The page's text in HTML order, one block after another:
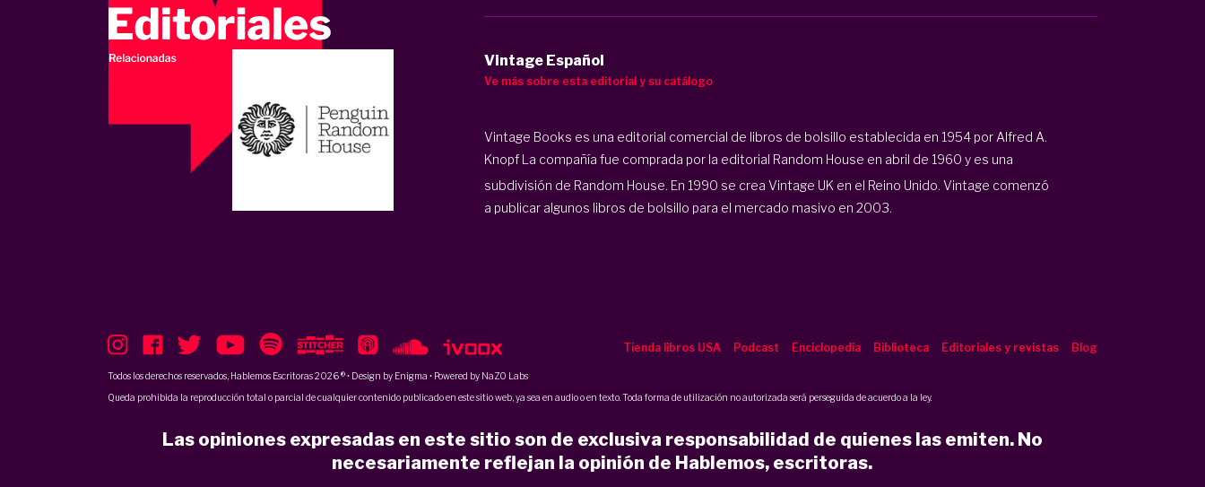
Vintage Español
Ve más sobre esta editorial y su catálogo
Vintage Books es una editorial comercial de libros de bolsillo establecida en 1954 por Alfred A.
Knopf La compañía fue comprada por la editorial Random House en abril de 1960 y es una
subdivisión de Random House. En 1990 se crea Vintage UK en el Reino Unido. Vintage comenzó
a publicar algunos libros de bolsillo para el mercado masivo en 2003.
Tienda libros USA Podcast Enciclopedia Biblioteca Editoriales y revistas Blog
Todos los derechos reservados, Hablemos Escritoras 2026 ® • Design by Enigma • Powered by NaZO Labs
Queda prohibida la reproducción total o parcial de cualquier contenido publicado en este sitio web, ya sea en audio o en texto. Toda forma de utilización no autorizada será perseguida de acuerdo a la ley.
Las opiniones expresadas en este sitio son de exclusiva responsabilidad de quienes las emiten. No
necesariamente reflejan la opinión de Hablemos, escritoras.